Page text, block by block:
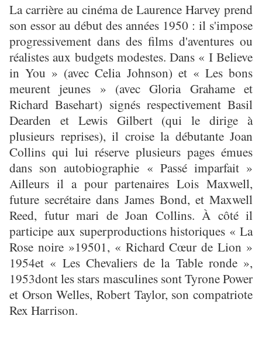
La carrière au cinéma de Laurence Harvey prend
son essor au début des années 1950 : il s'impose
progressivement dans des films d'aventures ou
réalistes aux budgets modestes. Dans « I Believe
in You » (avec Celia Johnson) et « Les bons
meurent jeunes » (avec Gloria Grahame et
Richard Basehart) signés respectivement Basil
Dearden et Lewis Gilbert (qui le dirige à
plusieurs reprises), il croise la débutante Joan
Collins qui lui réserve plusieurs pages émues
dans son autobiographie « Passé imparfait »
Ailleurs il a pour partenaires Lois Maxwell,
future secrétaire dans James Bond, et Maxwell
Reed, futur mari de Joan Collins. À côté il
participe aux superproductions historiques « La
Rose noire »19501, « Richard Cœur de Lion »
1954et « Les Chevaliers de la Table ronde »,
1953dont les stars masculines sont Tyrone Power
et Orson Welles, Robert Taylor, son compatriote
Rex Harrison.